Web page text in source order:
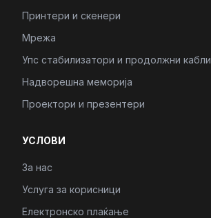
Принтери и скенери
Мрежа
Упс стабилизатори и продолжни кабли
Надворешна меморија
Проектори и презентери
УСЛОВИ
За нас
Услуга за корисници
Електронско плаќање